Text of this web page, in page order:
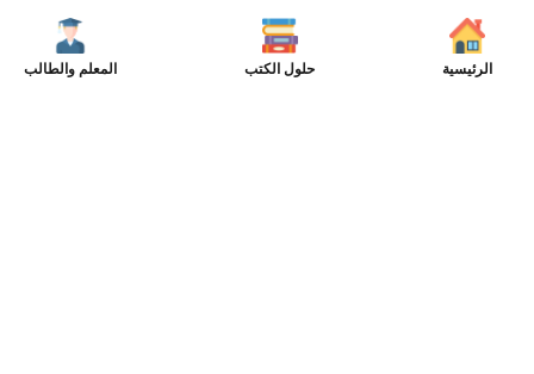
الرئيسية حلول الكتب المعلم والطالب